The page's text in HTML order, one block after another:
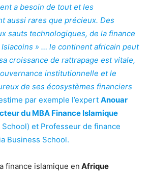
a besoin de tout et les
aussi rares que précieux. Des
sauts technologiques, de la finance
Islacoins » … le continent africain peut
croissance de rattrapage est vitale,
institutionnelle et le
de ses écosystèmes financiers
par exemple l’expert Anouar
du MBA Finance Islamique
et Professeur de finance
Business School.
finance islamique en Afrique